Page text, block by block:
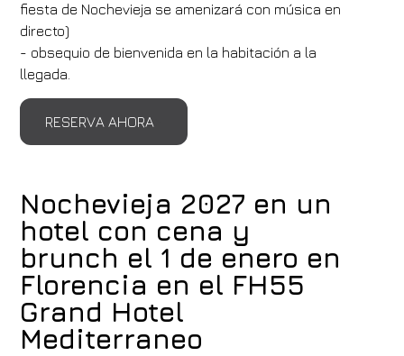
fiesta de Nochevieja se amenizará con música en
directo)
- obsequio de bienvenida en la habitación a la
llegada.
RESERVA AHORA
Nochevieja 2027 en un
hotel con cena y
brunch el 1 de enero en
Florencia en el FH55
Grand Hotel
Mediterraneo